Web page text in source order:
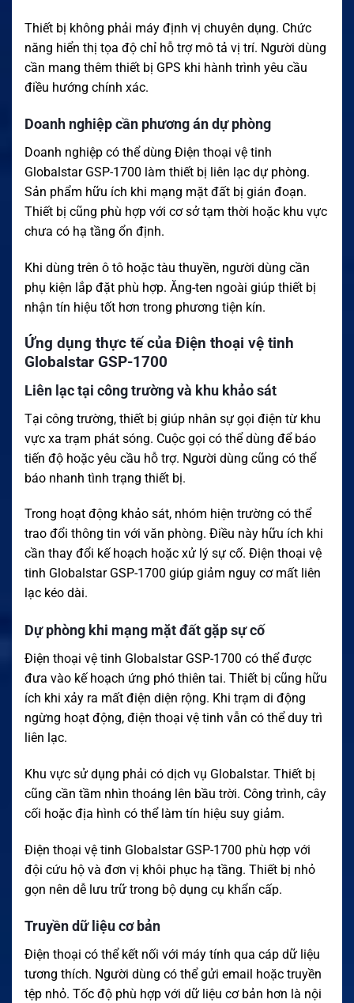
Thiết bị không phải máy định vị chuyên dụng. Chức
năng hiển thị tọa độ chỉ hỗ trợ mô tả vị trí. Người dùng
cần mang thêm thiết bị GPS khi hành trình yêu cầu
điều hướng chính xác.
Doanh nghiệp cần phương án dự phòng
Doanh nghiệp có thể dùng Điện thoại vệ tinh
Globalstar GSP-1700 làm thiết bị liên lạc dự phòng.
Sản phẩm hữu ích khi mạng mặt đất bị gián đoạn.
Thiết bị cũng phù hợp với cơ sở tạm thời hoặc khu vực
chưa có hạ tầng ổn định.
Khi dùng trên ô tô hoặc tàu thuyền, người dùng cần
phụ kiện lắp đặt phù hợp. Ăng-ten ngoài giúp thiết bị
nhận tín hiệu tốt hơn trong phương tiện kín.
Ứng dụng thực tế của Điện thoại vệ tinh
Globalstar GSP-1700
Liên lạc tại công trường và khu khảo sát
Tại công trường, thiết bị giúp nhân sự gọi điện từ khu
vực xa trạm phát sóng. Cuộc gọi có thể dùng để báo
tiến độ hoặc yêu cầu hỗ trợ. Người dùng cũng có thể
báo nhanh tình trạng thiết bị.
Trong hoạt động khảo sát, nhóm hiện trường có thể
trao đổi thông tin với văn phòng. Điều này hữu ích khi
cần thay đổi kế hoạch hoặc xử lý sự cố. Điện thoại vệ
tinh Globalstar GSP-1700 giúp giảm nguy cơ mất liên
lạc kéo dài.
Dự phòng khi mạng mặt đất gặp sự cố
Điện thoại vệ tinh Globalstar GSP-1700 có thể được
đưa vào kế hoạch ứng phó thiên tai. Thiết bị cũng hữu
ích khi xảy ra mất điện diện rộng. Khi trạm di động
ngừng hoạt động, điện thoại vệ tinh vẫn có thể duy trì
liên lạc.
Khu vực sử dụng phải có dịch vụ Globalstar. Thiết bị
cũng cần tầm nhìn thoáng lên bầu trời. Công trình, cây
cối hoặc địa hình có thể làm tín hiệu suy giảm.
Điện thoại vệ tinh Globalstar GSP-1700 phù hợp với
đội cứu hộ và đơn vị khôi phục hạ tầng. Thiết bị nhỏ
gọn nên dễ lưu trữ trong bộ dụng cụ khẩn cấp.
Truyền dữ liệu cơ bản
Điện thoại có thể kết nối với máy tính qua cáp dữ liệu
tương thích. Người dùng có thể gửi email hoặc truyền
tệp nhỏ. Tốc độ phù hợp với dữ liệu cơ bản hơn là nội